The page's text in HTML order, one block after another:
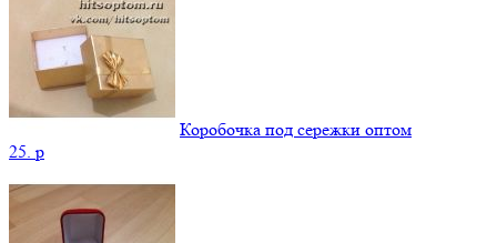
Коробочка под сережки оптом
25. p